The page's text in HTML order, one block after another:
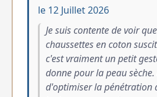
le 12 Juillet 2026
Je suis contente de voir
chaussettes en coton
c'est vraiment un petit
donne pour la peau sèche.
d'optimiser la pénétration